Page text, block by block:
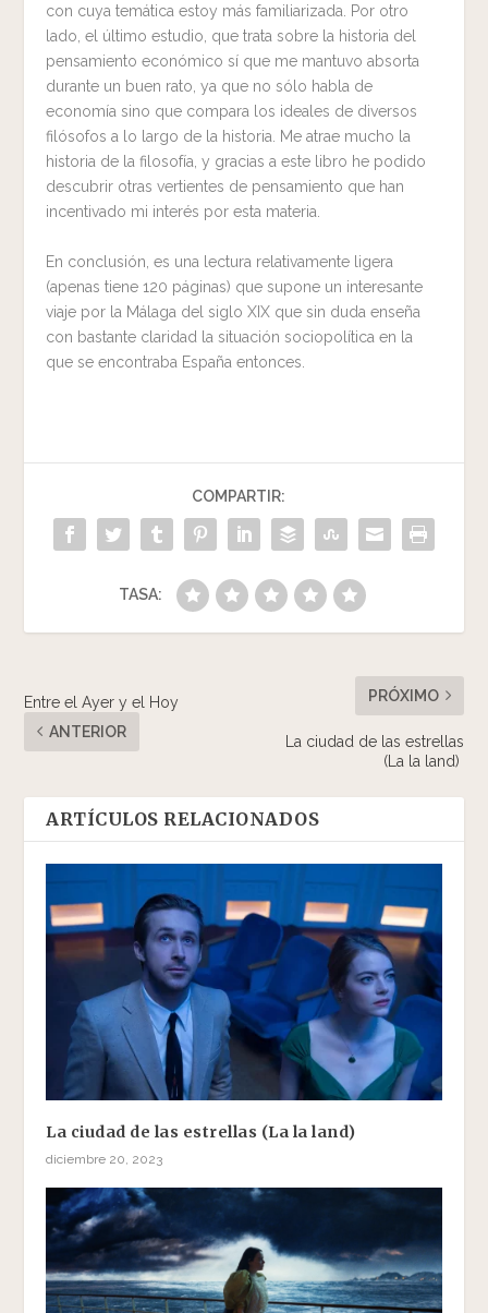
con cuya temática estoy más familiarizada. Por otro
lado, el último estudio, que trata sobre la historia del
pensamiento económico sí que me mantuvo absorta
durante un buen rato, ya que no sólo habla de
economía sino que compara los ideales de diversos
filósofos a lo largo de la historia. Me atrae mucho la
historia de la filosofía, y gracias a este libro he podido
descubrir otras vertientes de pensamiento que han
incentivado mi interés por esta materia.
En conclusión, es una lectura relativamente ligera
(apenas tiene 120 páginas) que supone un interesante
viaje por la Málaga del siglo XIX que sin duda enseña
con bastante claridad la situación sociopolítica en la
que se encontraba España entonces.
COMPARTIR:
TASA:
Entre el Ayer y el Hoy
ANTERIOR
PRÓXIMO
La ciudad de las estrellas
(La la land)
ARTÍCULOS RELACIONADOS
La ciudad de las estrellas (La la land)
diciembre 20, 2023